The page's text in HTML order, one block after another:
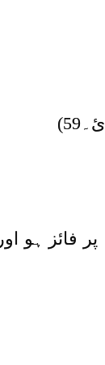
فائز ہو اور